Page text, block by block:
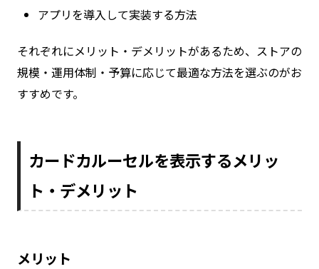
アプリを導入して実装する方法
それぞれにメリット・デメリットがあるため、ストアの
規模・運用体制・予算に応じて最適な方法を選ぶのがお
すすめです。
カードカルーセルを表示するメリッ
ト・デメリット
メリット